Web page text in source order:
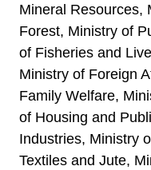
Mineral Resources,
Forest, Ministry of
of Fisheries and
Ministry of Foreign
Family Welfare,
of Housing and
Industries, Ministry
Textiles and Jute,